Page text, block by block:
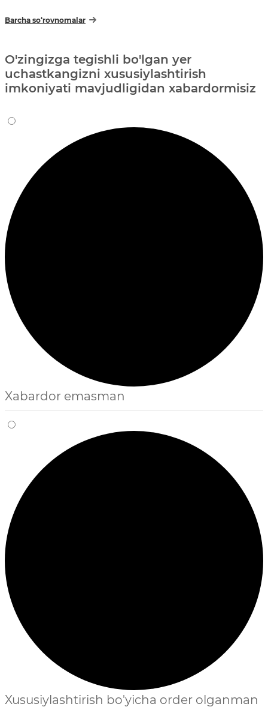
Barcha so‘rovnomalar
O'zingizga tegishli bo'lgan yer
uchastkangizni xususiylashtirish
imkoniyati mavjudligidan xabardormisiz
Xabardor emasman
Xususiylashtirish bo'yicha order olganman